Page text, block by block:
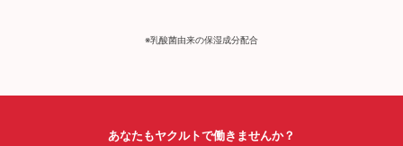
※乳酸菌由来の保湿成分配合
あなたもヤクルトで働きませんか？